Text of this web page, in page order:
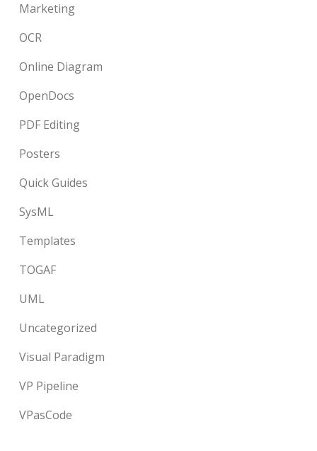
Marketing
OCR
Online Diagram
OpenDocs
PDF Editing
Posters
Quick Guides
SysML
Templates
TOGAF
UML
Uncategorized
Visual Paradigm
VP Pipeline
VPasCode